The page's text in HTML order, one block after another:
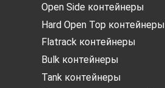
Open Side контейнеры
Hard Open Top контейнеры
Flatrack контейнеры
Bulk контейнеры
Tank контейнеры